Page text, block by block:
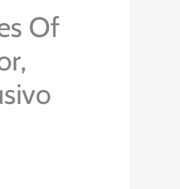
Of